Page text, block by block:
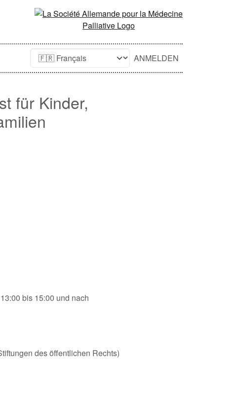
ANMELDEN
für Kinder,
bis 15:00 und nach
des öffentlichen Rechts)